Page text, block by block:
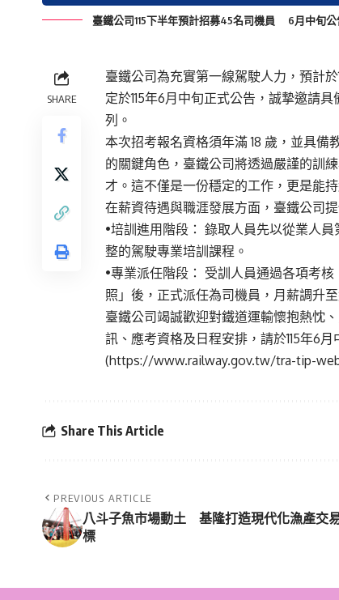
臺鐵公司115下半年預計招募45名司機員 6月中旬
SHARE
臺鐵公司為充實第一線駕駛人力，預計
定於115年6月中旬正式公告，誠摯邀請
列。
本次招考報名資格須年滿 18 歲，並具
的關鍵角色，臺鐵公司將透過嚴謹的訓
才。這不僅是一份穩定的工作，更是能
在薪資待遇與職涯發展方面，臺鐵公司
•培訓進用階段： 錄取人員先以從業人
整的駕駛專業培訓課程。
•專業派任階段： 受訓人員通過各項考
照」後，正式派任為司機員，月薪調升
臺鐵公司竭誠歡迎對鐵道運輸懷抱熱忱
訊、應考資格及日程安排，請於115年6
(https://www.railway.gov.tw/tra-tip-
Share This Article
PREVIOUS ARTICLE
八斗子魚市場動土 基隆打造現代化漁產交
標